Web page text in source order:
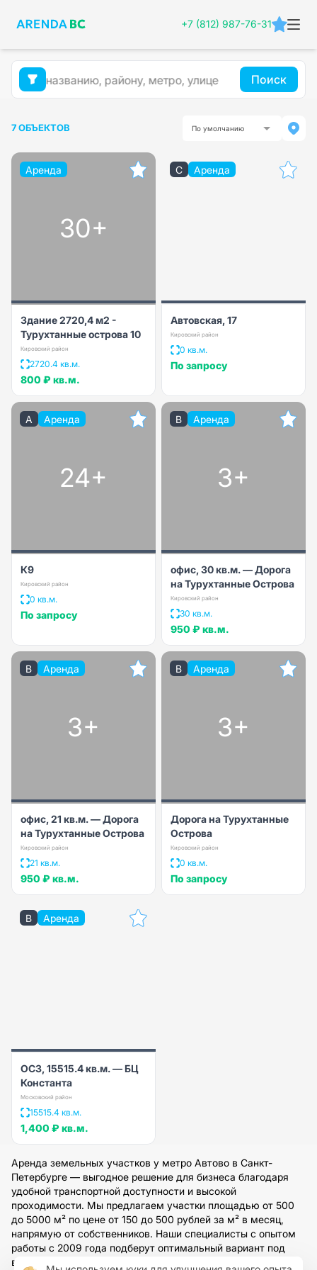
+7 (812) 987-76-31
Поиск
7 ОБЪЕКТОВ По умолчанию
Аренда
30+
Здание 2720,4 м2 -
Турухтанные острова 10
Кировский район
2720.4 кв.м.
800 ₽ кв.м.
C Аренда
Автовская, 17
Кировский район
0 кв.м.
По запросу
A Аренда
24+
К9
Кировский район
0 кв.м.
По запросу
B Аренда
3+
офис, 30 кв.м. — Дорога
на Турухтанные Острова
Кировский район
30 кв.м.
950 ₽ кв.м.
B Аренда
3+
офис, 21 кв.м. — Дорога
на Турухтанные Острова
Кировский район
21 кв.м.
950 ₽ кв.м.
B Аренда
3+
Дорога на Турухтанные
Острова
Кировский район
0 кв.м.
По запросу
B Аренда
ОСЗ, 15515.4 кв.м. — БЦ
Константа
Московский район
15515.4 кв.м.
1,400 ₽ кв.м.
Аренда земельных участков у метро Автово в Санкт-
Петербурге — выгодное решение для бизнеса благодаря
удобной транспортной доступности и высокой
проходимости. Мы предлагаем участки площадью от 500
до 5000 м² по цене от 150 до 500 рублей за м² в месяц,
напрямую от собственников. Наши специалисты с опытом
работы с 2009 года подберут оптимальный вариант под
ваши задачи, организуют просмотр и предоставят полное